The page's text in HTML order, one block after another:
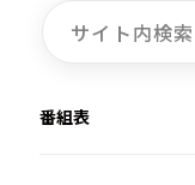
番組表